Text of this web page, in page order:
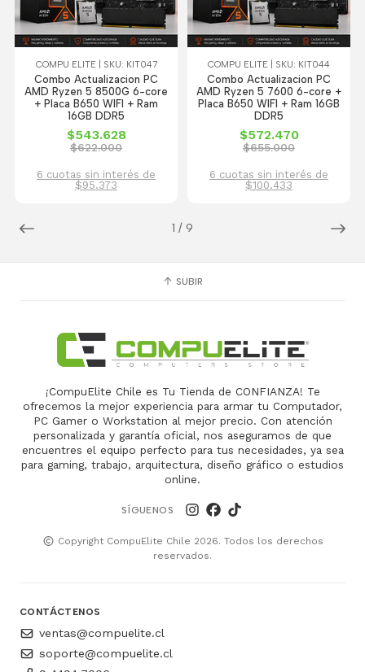
1 / 9
COMPU ELITE | SKU: KIT047
Combo Actualizacion PC
AMD Ryzen 5 8500G 6-core
+ Placa B650 WIFI + Ram
16GB DDR5
$543.628
$622.000
6 cuotas sin interés de
$95.373
COMPU ELITE | SKU: KIT044
Combo Actualizacion PC
AMD Ryzen 5 7600 6-core +
Placa B650 WIFI + Ram 16GB
DDR5
$572.470
$655.000
6 cuotas sin interés de
$100.433
SUBIR
¡CompuElite Chile es Tu Tienda de CONFIANZA! Te
ofrecemos la mejor experiencia para armar tu Computador,
PC Gamer o Workstation al mejor precio. Con atención
personalizada y garantía oficial, nos aseguramos de que
encuentres el equipo perfecto para tus necesidades, ya sea
para gaming, trabajo, arquitectura, diseño gráfico o estudios
online.
SÍGUENOS
Copyright CompuElite Chile 2026. Todos los derechos
reservados.
CONTÁCTENOS
ventas@compuelite.cl
soporte@compuelite.cl